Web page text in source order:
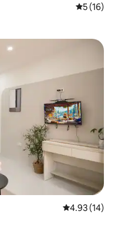
平均评分
5 (16)
平均评分
4.93 (14)